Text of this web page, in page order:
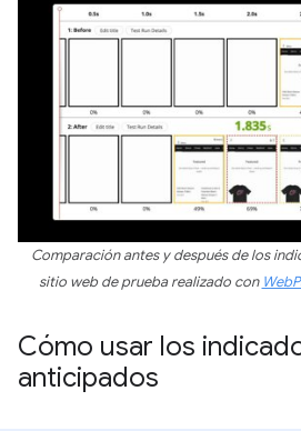
Comparación antes y después de los
sitio web de prueba realizado con
Cómo usar los
anticipados